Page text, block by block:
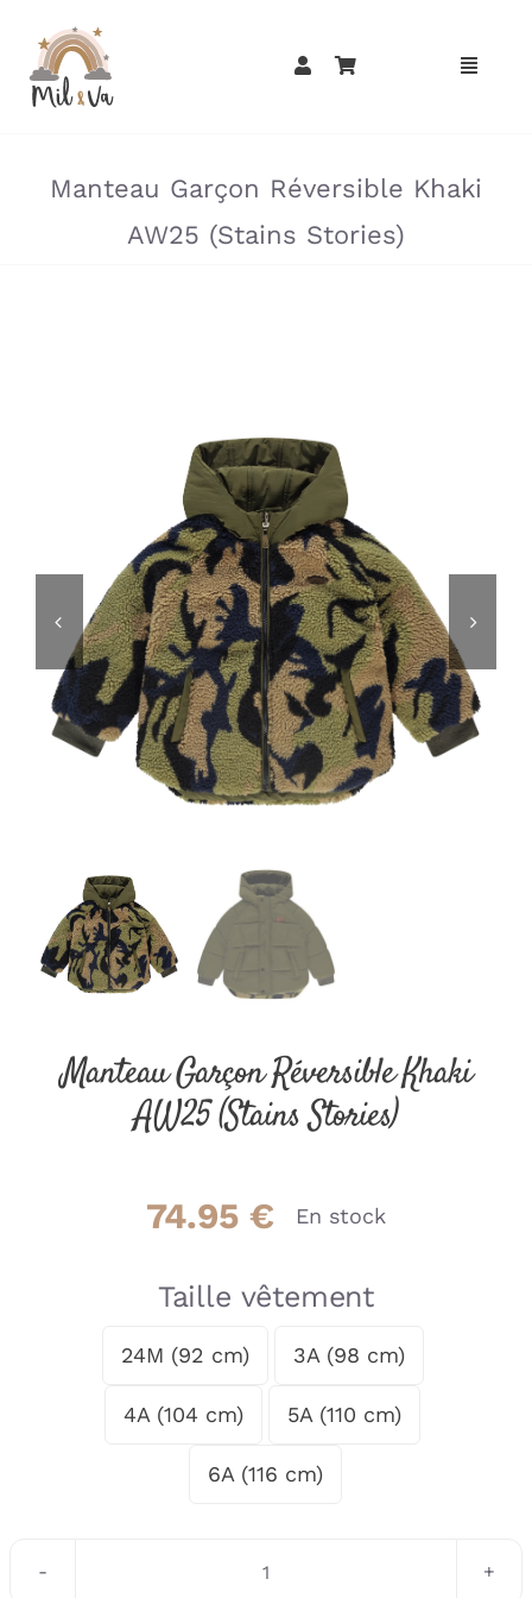
contenu
Manteau Garçon Réversible Khaki
AW25 (Stains Stories)
Manteau Garçon Réversible Khaki
AW25 (Stains Stories)
74.95 € En stock
Taille vêtement
24M (92 cm) 3A (98 cm)
4A (104 cm) 5A (110 cm)
6A (116 cm)
quantité